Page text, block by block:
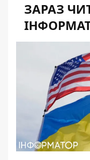
ЗАРАЗ